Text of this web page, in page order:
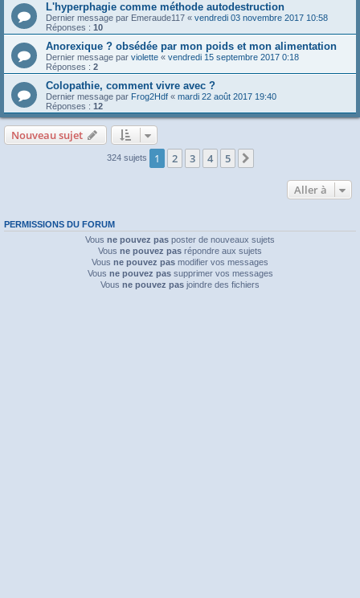
L'hyperphagie comme méthode autodestruction
Dernier message par Emeraude117 « vendredi 03 novembre 2017 10:58
Réponses : 10
Anorexique ? obsédée par mon poids et mon alimentation
Dernier message par violette « vendredi 15 septembre 2017 0:18
Réponses : 2
Colopathie, comment vivre avec ?
Dernier message par Frog2Hdf « mardi 22 août 2017 19:40
Réponses : 12
Nouveau sujet
324 sujets 1 2 3 4 5
Aller à
PERMISSIONS DU FORUM
Vous ne pouvez pas poster de nouveaux sujets
Vous ne pouvez pas répondre aux sujets
Vous ne pouvez pas modifier vos messages
Vous ne pouvez passupprimer vos messages
Vous ne pouvez pas joindre des fichiers